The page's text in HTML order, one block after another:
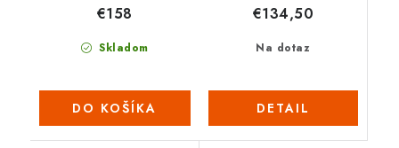
Skladom
€158
DO KOŠÍKA
Na dotaz
€134,50
DETAIL